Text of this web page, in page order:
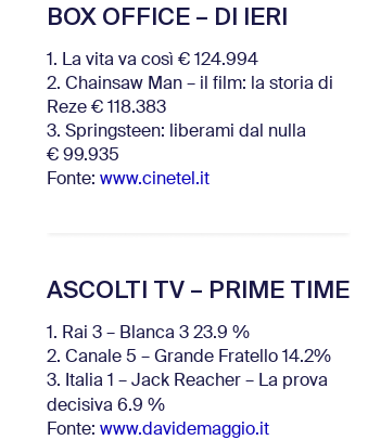
BOX OFFICE – DI IERI
1. La vita va così € 124.994
2. Chainsaw Man – il film: la storia di
Reze € 118.383
3. Springsteen: liberami dal nulla
€ 99.935
Fonte: www.cinetel.it
ASCOLTI TV – PRIME TIME
1. Rai 3 – Blanca 3 23.9 %
2. Canale 5 – Grande Fratello 14.2%
3. Italia 1 – Jack Reacher – La prova
decisiva 6.9 %
Fonte: www.davidemaggio.it